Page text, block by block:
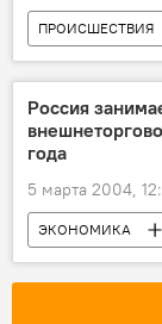
ПРОИСШЕСТВИЯ
Россия
года
5 марта 2004,
ЭКОНОМИКА